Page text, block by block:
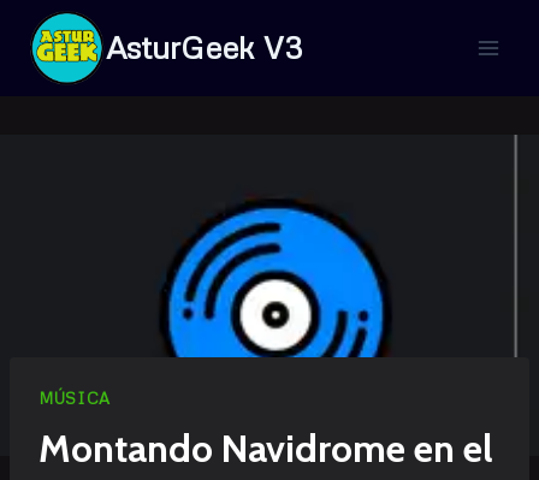
Saltar
contenido
AsturGeek V3
MÚSICA
Montando Navidrome en el